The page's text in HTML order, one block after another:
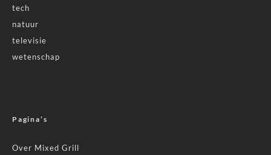
tech
natuur
televisie
wetenschap
Pagina’s
Over Mixed Grill